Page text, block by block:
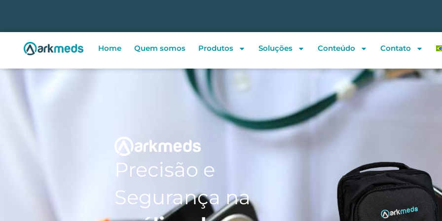
Home Quem somos Produtos Soluções Conteúdo Contato
Precisão e
Segurança na